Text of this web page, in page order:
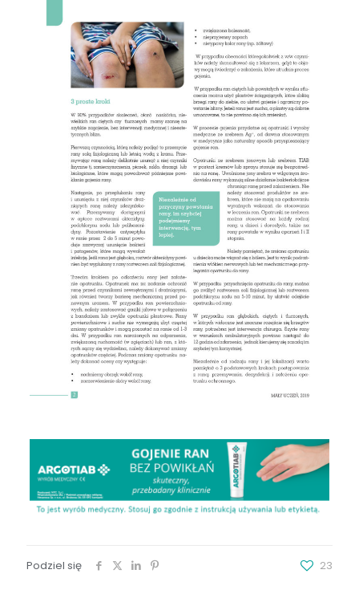
Podziel się 23